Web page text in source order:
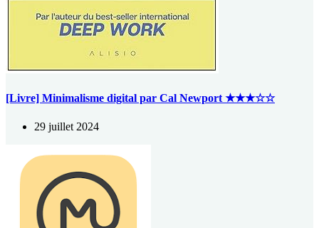
[Livre] Minimalisme digital par Cal Newport ★★★☆☆
29 juillet 2024